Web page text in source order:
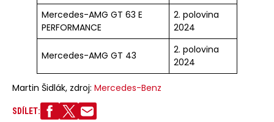
Mercedes-AMG GT 63 E
PERFORMANCE
2. polovina
2024
Mercedes-AMG GT 43
2. polovina
2024
Martin Šidlák, zdroj: Mercedes-Benz
SDÍLET: